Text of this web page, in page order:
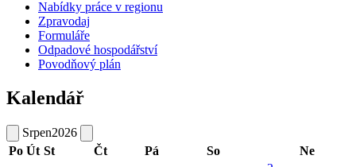
Nabídky práce v regionu
Zpravodaj
Formuláře
Odpadové hospodářství
Povodňový plán
Kalendář
Srpen2026
Po Út St Čt Pá So
Ne